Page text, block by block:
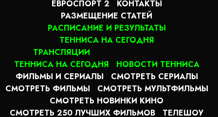
ЕВРОСПОРТ 2
КОНТАКТЫ
РАЗМЕЩЕНИЕ СТАТЕЙ
РАСПИСАНИЕ И РЕЗУЛЬТАТЫ
ТЕННИСА НА СЕГОДНЯ
ТРАНСЛЯЦИИ
ТЕННИСА НА СЕГОДНЯ
НОВОСТИ ТЕННИСА
ФИЛЬМЫ И СЕРИАЛЫ
СМОТРЕТЬ СЕРИАЛЫ
СМОТРЕТЬ ФИЛЬМЫ
СМОТРЕТЬ МУЛЬТФИЛЬМЫ
СМОТРЕТЬ НОВИНКИ КИНО
СМОТРЕТЬ 250 ЛУЧШИХ ФИЛЬМОВ
ТЕЛЕШОУ